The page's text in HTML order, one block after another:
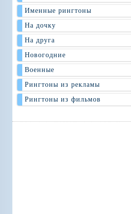
Именные рингтоны
На дочку
На друга
Новогодние
Военные
Рингтоны из рекламы
Рингтоны из фильмов